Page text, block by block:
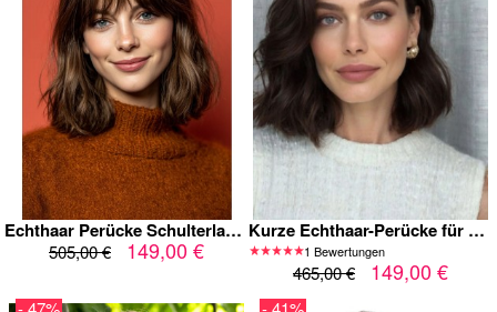
Echthaar Perücke Schulterlanger Bob mit Pony – Maschinengefertigt, Mittelbraun mit Natürlichem Glanz, Leicht Gewellt & Stufig, Weich, Atmungsaktiv und Alltagstauglich für Damen
505,00 € 149,00 €
Kurze Echthaar-Perücke für Frauen – Dunkelbraun, Natürlicher Bob-Schnitt, Maschinengefertigt
1 Bewertungen
465,00 € 149,00 €